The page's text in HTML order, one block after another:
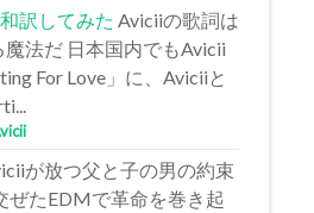
訳してみた Aviciiの歌詞は
法だ 日本国内でもAvicii
For Love」に、Aviciiと
が放つ父と子の男の約束
ぜたEDMで革命を巻き起